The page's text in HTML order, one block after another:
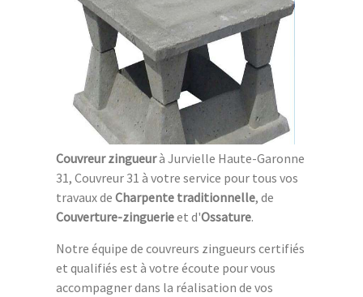
Couvreur zingueurà Jurvielle Haute-Garonne
31, Couvreur 31 à votre service pour tous vos
travaux de Charpente traditionnelle, de
Couverture-zinguerieet d'Ossature.
Notre équipe de couvreurs zingueurs certifiés
et qualifiés est à votre écoute pour vous
accompagner dans la réalisation de vos